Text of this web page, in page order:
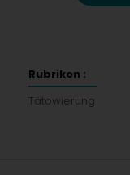
Rubriken :
Tätowierung